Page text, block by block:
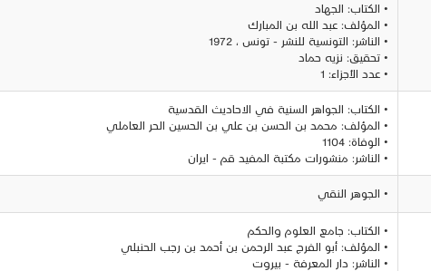
• الكتاب: الجهاد
• المؤلف: عبد الله بن المبارك
• الناشر: التونسية للنشر - تونس ، 1972
• تحقيق: نزيه حماد
• عدد الأجزاء: 1
• الكتاب: الجواهر السنية في الاحاديث القدسية
• المؤلف: محمد بن الحسن بن علي بن الحسين الحر العاملي
• الوفاة: 1104
• الناشر: منشورات مكتبة المفيد قم - ايران
• الجوهر النقي
• الكتاب: جامع العلوم والحكم
• المؤلف: أبو الفرج عبد الرحمن بن أحمد بن رجب الحنبلي
• الناشر: دار المعرفة - بيروت